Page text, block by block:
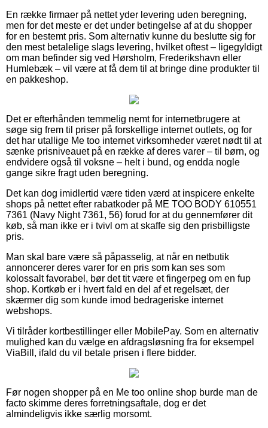
En række firmaer på nettet yder levering uden beregning,
men for det meste er det under betingelse af at du shopper
for en bestemt pris. Som alternativ kunne du beslutte sig for
den mest betalelige slags levering, hvilket oftest – ligegyldigt
om man befinder sig ved Hørsholm, Frederikshavn eller
Humlebæk – vil være at få dem til at bringe dine produkter til
en pakkeshop.
Det er efterhånden temmelig nemt for internetbrugere at
søge sig frem til priser på forskellige internet outlets, og for
det har utallige Me too internet virksomheder været nødt til at
sænke prisniveauet på en række af deres varer – til børn, og
endvidere også til voksne – helt i bund, og endda nogle
gange sikre fragt uden beregning.
Det kan dog imidlertid være tiden værd at inspicere enkelte
shops på nettet efter rabatkoder på ME TOO BODY 610551
7361 (Navy Night 7361, 56) forud for at du gennemfører dit
køb, så man ikke er i tvivl om at skaffe sig den prisbilligste
pris.
Man skal bare være så påpasselig, at når en netbutik
annoncerer deres varer for en pris som kan ses som
kolossalt favorabel, bør det tit være et fingerpeg om en fup
shop. Kortkøb er i hvert fald en del af et regelsæt, der
skærmer dig som kunde imod bedrageriske internet
webshops.
Vi tilråder kortbestillinger eller MobilePay. Som en alternativ
mulighed kan du vælge en afdragsløsning fra for eksempel
ViaBill, ifald du vil betale prisen i flere bidder.
Før nogen shopper på en Me too online shop burde man de
facto skimme deres forretningsaftale, dog er det
almindeligvis ikke særlig morsomt.